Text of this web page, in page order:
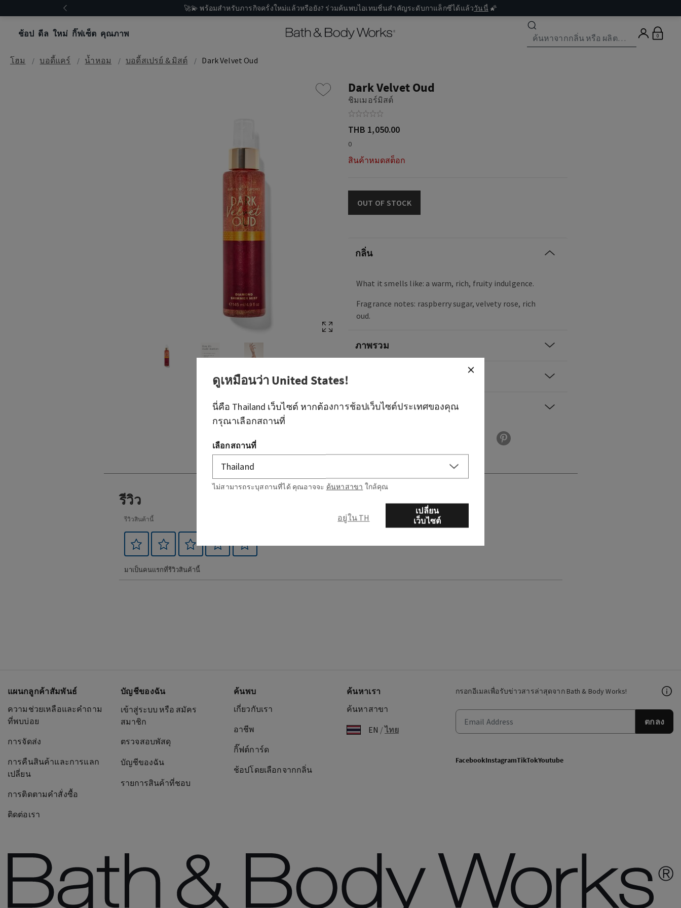
🚀💫 พร้อมสำหรับภารกิจครั้งใหม่แล้วหรือยัง? ร่วมค้นพบไอเทมชิ้นสำคัญระดับกาแล็กซีได้แล้ววันนี้ 🌠
ช้อป ดีล ใหม่ กิ๊ฟเซ็ต คุณภาพ 0
โฮม บอดี้แคร์ น้ำหอม บอดี้สเปรย์ & มิสต์ Dark Velvet Oud
Dark Velvet Oud
ชิมเมอร์มิสต์
THB 1,050.00
0
สินค้าหมดสต็อก
OUT OF STOCK
กลิ่น
What it smells like: a warm, rich, fruity indulgence.
Fragrance notes: raspberry sugar, velvety rose, rich
oud.
ภาพรวม
ส่วนผสม
รีวิว
รีวิวสินค้านี้
มาเป็นคนแรกที่รีวิวสินค้านี้
กรอกอีเมลเพื่อรับข่าวสารล่าสุดจาก Bath & Body Works!
ตกลง
FacebookInstagramTikTokYoutube
แผนกลูกค้าสัมพันธ์
ความช่วยเหลือและคำถาม
ที่พบบ่อย
การจัดส่ง
การคืนสินค้าและการแลก
เปลี่ยน
การติดตามคำสั่งซื้อ
ติดต่อเรา
บัญชีของฉัน
เข้าสู่ระบบ หรือ สมัคร
สมาชิก
ตรวจสอบพัสดุ
บัญชีของฉัน
รายการสินค้าที่ชอบ
ค้นพบ
เกี่ยวกับเรา
อาชีพ
กิ๊ฟต์การ์ด
ช้อปโดยเลือกจากกลิ่น
ค้นหาเรา
ค้นหาสาขา
EN /ไทย
ดูเหมือนว่าUnited States!
นี่คือ Thailand เว็บไซต์ หากต้องการช้อปเว็บไซต์ประเทศของคุณ
กรุณาเลือกสถานที่
เลือกสถานที่
ไม่สามารถระบุสถานที่ได้ คุณอาจจะ ค้นหาสาขา ใกล้คุณ
อยู่ใน TH
เปลี่ยน
เว็บไซต์